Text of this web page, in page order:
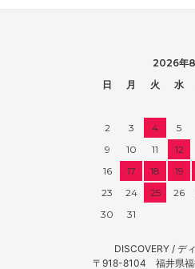
2026年
日
月 火 水
2
3 4 5
9
10 11 12
16
17 18 19
23
24 25 26
30
31
DISCOVERY / デ
〒918-8104 福井県福